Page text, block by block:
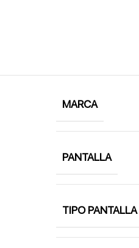
MARCA
PANTALLA
TIPO PANTALLA